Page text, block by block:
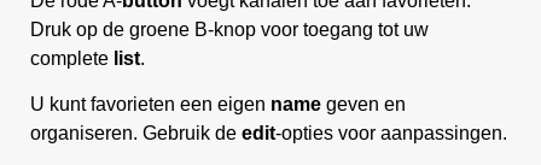
Druk op de groene B-knop voor toegang tot uw
complete list.
U kunt favorieten een eigen name geven en
organiseren. Gebruik de edit-opties voor aanpassingen.